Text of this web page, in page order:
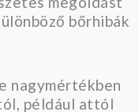
bőrhibák
nagymértékben
például attól